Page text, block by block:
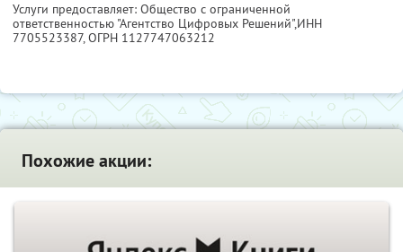
Услуги предоставляет: Общество с ограниченной
ответственностью "Агентство Цифровых Решений",ИНН
7705523387, ОГРН 1127747063212
Похожие акции: